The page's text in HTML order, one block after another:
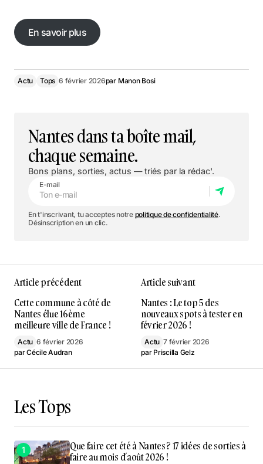
En savoir plus
En savoir plus
Actu Tops 6 février 2026par Manon Bosi
Nantes dans ta boîte mail,
chaque semaine.
Bons plans, sorties, actus — triés par la rédac'.
E-mail
En t'inscrivant, tu acceptes notre politique de confidentialité.
Désinscription en un clic.
Article précédent
Cette commune à côté de
Nantes élue 16ème
meilleure ville de France !
Actu 6 février 2026
parCécile Audran
Article suivant
Nantes : Le top 5 des
nouveaux spots à tester en
février 2026 !
Actu 7 février 2026
par Priscilla Gelz
Les Tops
Que faire cet été à Nantes ? 17 idées de sorties à
faire au mois d’août 2026 !